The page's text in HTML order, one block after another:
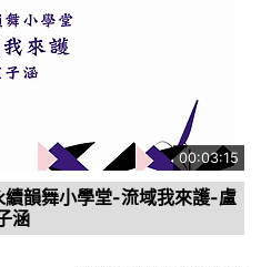
00:03:15
韻舞小學堂-流域我來護-盧
涵